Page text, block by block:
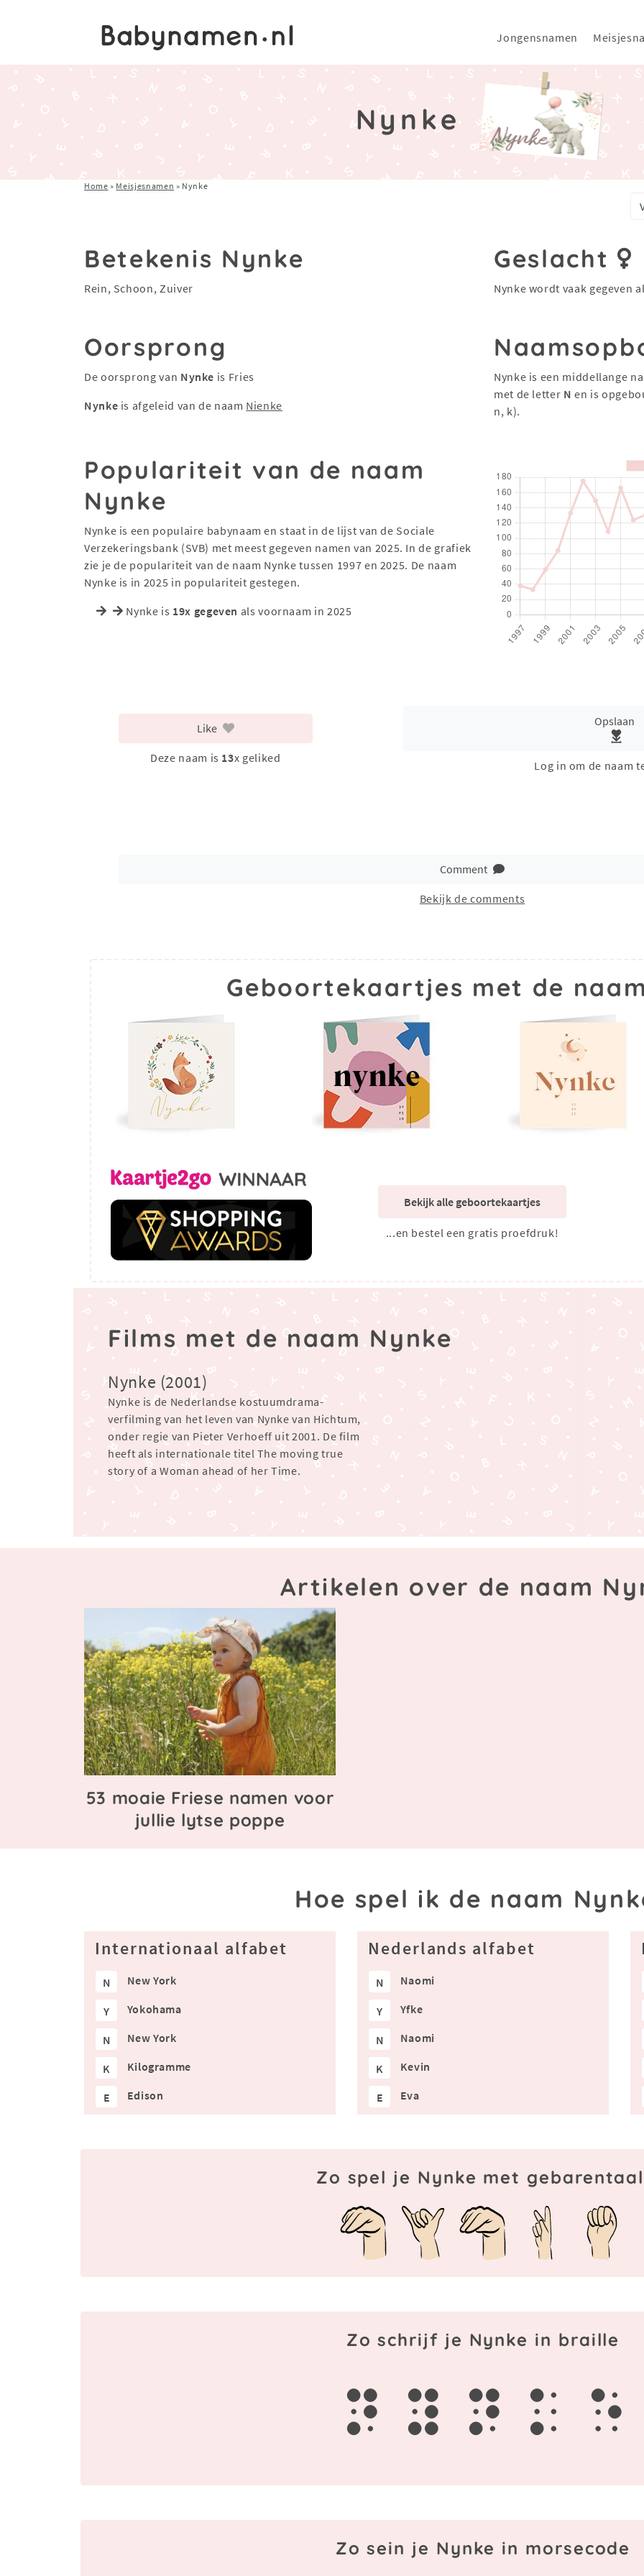
Jongensnamen
Nynke
Home » Meisjesnamen » Nynke
Betekenis Nynke
Rein, Schoon, Zuiver
Geslacht
Nynke wordt vaak gegeven
Oorsprong
De oorsprong van Nynke is Fries
Nynke is afgeleid van de naam Nienke
Nynke is een middellange
met de letter N en is
n, k).
Populariteit van de naam
Nynke
Nynke is een populaire babynaam en staat in de lijst van de Sociale
Verzekeringsbank (SVB) met meest gegeven namen van 2025. In de grafiek
zie je de populariteit van de naam Nynke tussen 1997 en 2025. De naam
Nynke is in 2025 in populariteit gestegen.
Nynke is 19x gegeven als voornaam in 2025
Like
Deze naam is 13x geliked
Opslaan
Log in om de naam
Comment
Bekijk de comments
Geboortekaartjes met de
Bekijk alle geboortekaartjes
...en bestel een gratis proefdruk!
Films met de naam Nynke
Nynke (2001)
Nynke is de Nederlandse kostuumdrama-
verfilming van het leven van Nynke van Hichtum,
onder regie van Pieter Verhoeff uit 2001. De film
heeft als internationale titel The moving true
story of a Woman ahead of her Time.
Artikelen over de naam
53 moaie Friese namen voor
jullie lytse poppe
Hoe spel ik de naam
Internationaal alfabet
N New York
Y Yokohama
N New York
K Kilogramme
E Edison
Nederlands alfabet
N Naomi
Y Yfke
N Naomi
K Kevin
E Eva
Zo spel je Nynke met
Zo schrijf je Nynke in braille
n y n k e
Zo sein je Nynke in morsecode